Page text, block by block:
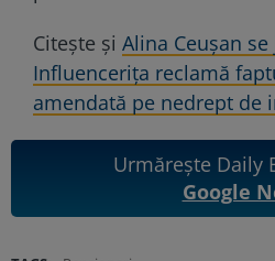
Citește și Alina Ceușan
Influencerița reclamă
amendată pe nedrept de
Urmărește Daily
Google